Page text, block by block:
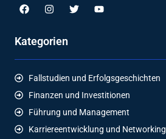
Kategorien
Fallstudien und Erfolgsgeschichten
Finanzen und Investitionen
Führung und Management
Karriereentwicklung und Networking